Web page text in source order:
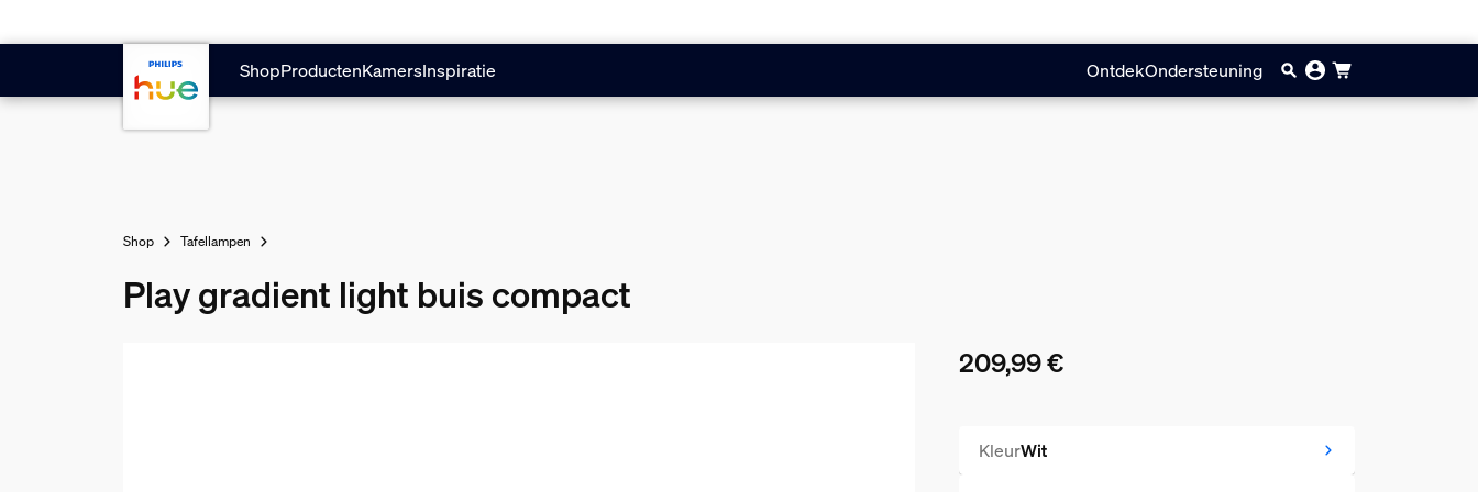
ShopProductenKamersInspiratie OntdekOndersteuning
Shop Tafellampen
Play gradient light buis compact
209,99 €
KleurWit